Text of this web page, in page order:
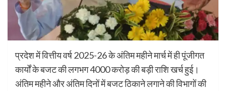
प्रदेश में वित्तीय वर्ष 2025-26 के अंतिम महीने मार्च में ही पूंजीगत
कार्यों के बजट की लगभग 4000 करोड़ की बड़ी राशि खर्च हुई।
अंतिम महीने और अंतिम दिनों में बजट ठिकाने लगाने की विभागों की